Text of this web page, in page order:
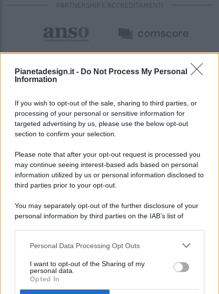
Pianetadesign.it - Do Not Process My Personal
Information
If you wish to opt-out of the sale, sharing to third parties, or
processing of your personal or sensitive information for
targeted advertising by us, please use the below opt-out
section to confirm your selection.
Please note that after your opt-out request is processed you
may continue seeing interest-based ads based on personal
information utilized by us or personal information disclosed to
third parties prior to your opt-out.
You may separately opt-out of the further disclosure of your
personal information by third parties on the IAB’s list of
This information may also be disclosed by us to third parties
disclose it to other third parties.
Personal Data Processing Opt Outs
I want to opt-out of the Sharing of my
personal data.
Opted In
PARTNERSHIP E ACCREDITAMENTI
© 2026 - Pianeta Design - P.IVA 04827280654 - Testata
Registrata Al Tribunale Di Nocera Inferiore N. 8/2020 - RG N.
ISCRIZIONE AL ROC N. 35792 – ISCRITTA ALL’ANSO
(ASSOCIAZIONE NAZIONALE STAMPA ONLINE)
PREFERENZE PRIVACY